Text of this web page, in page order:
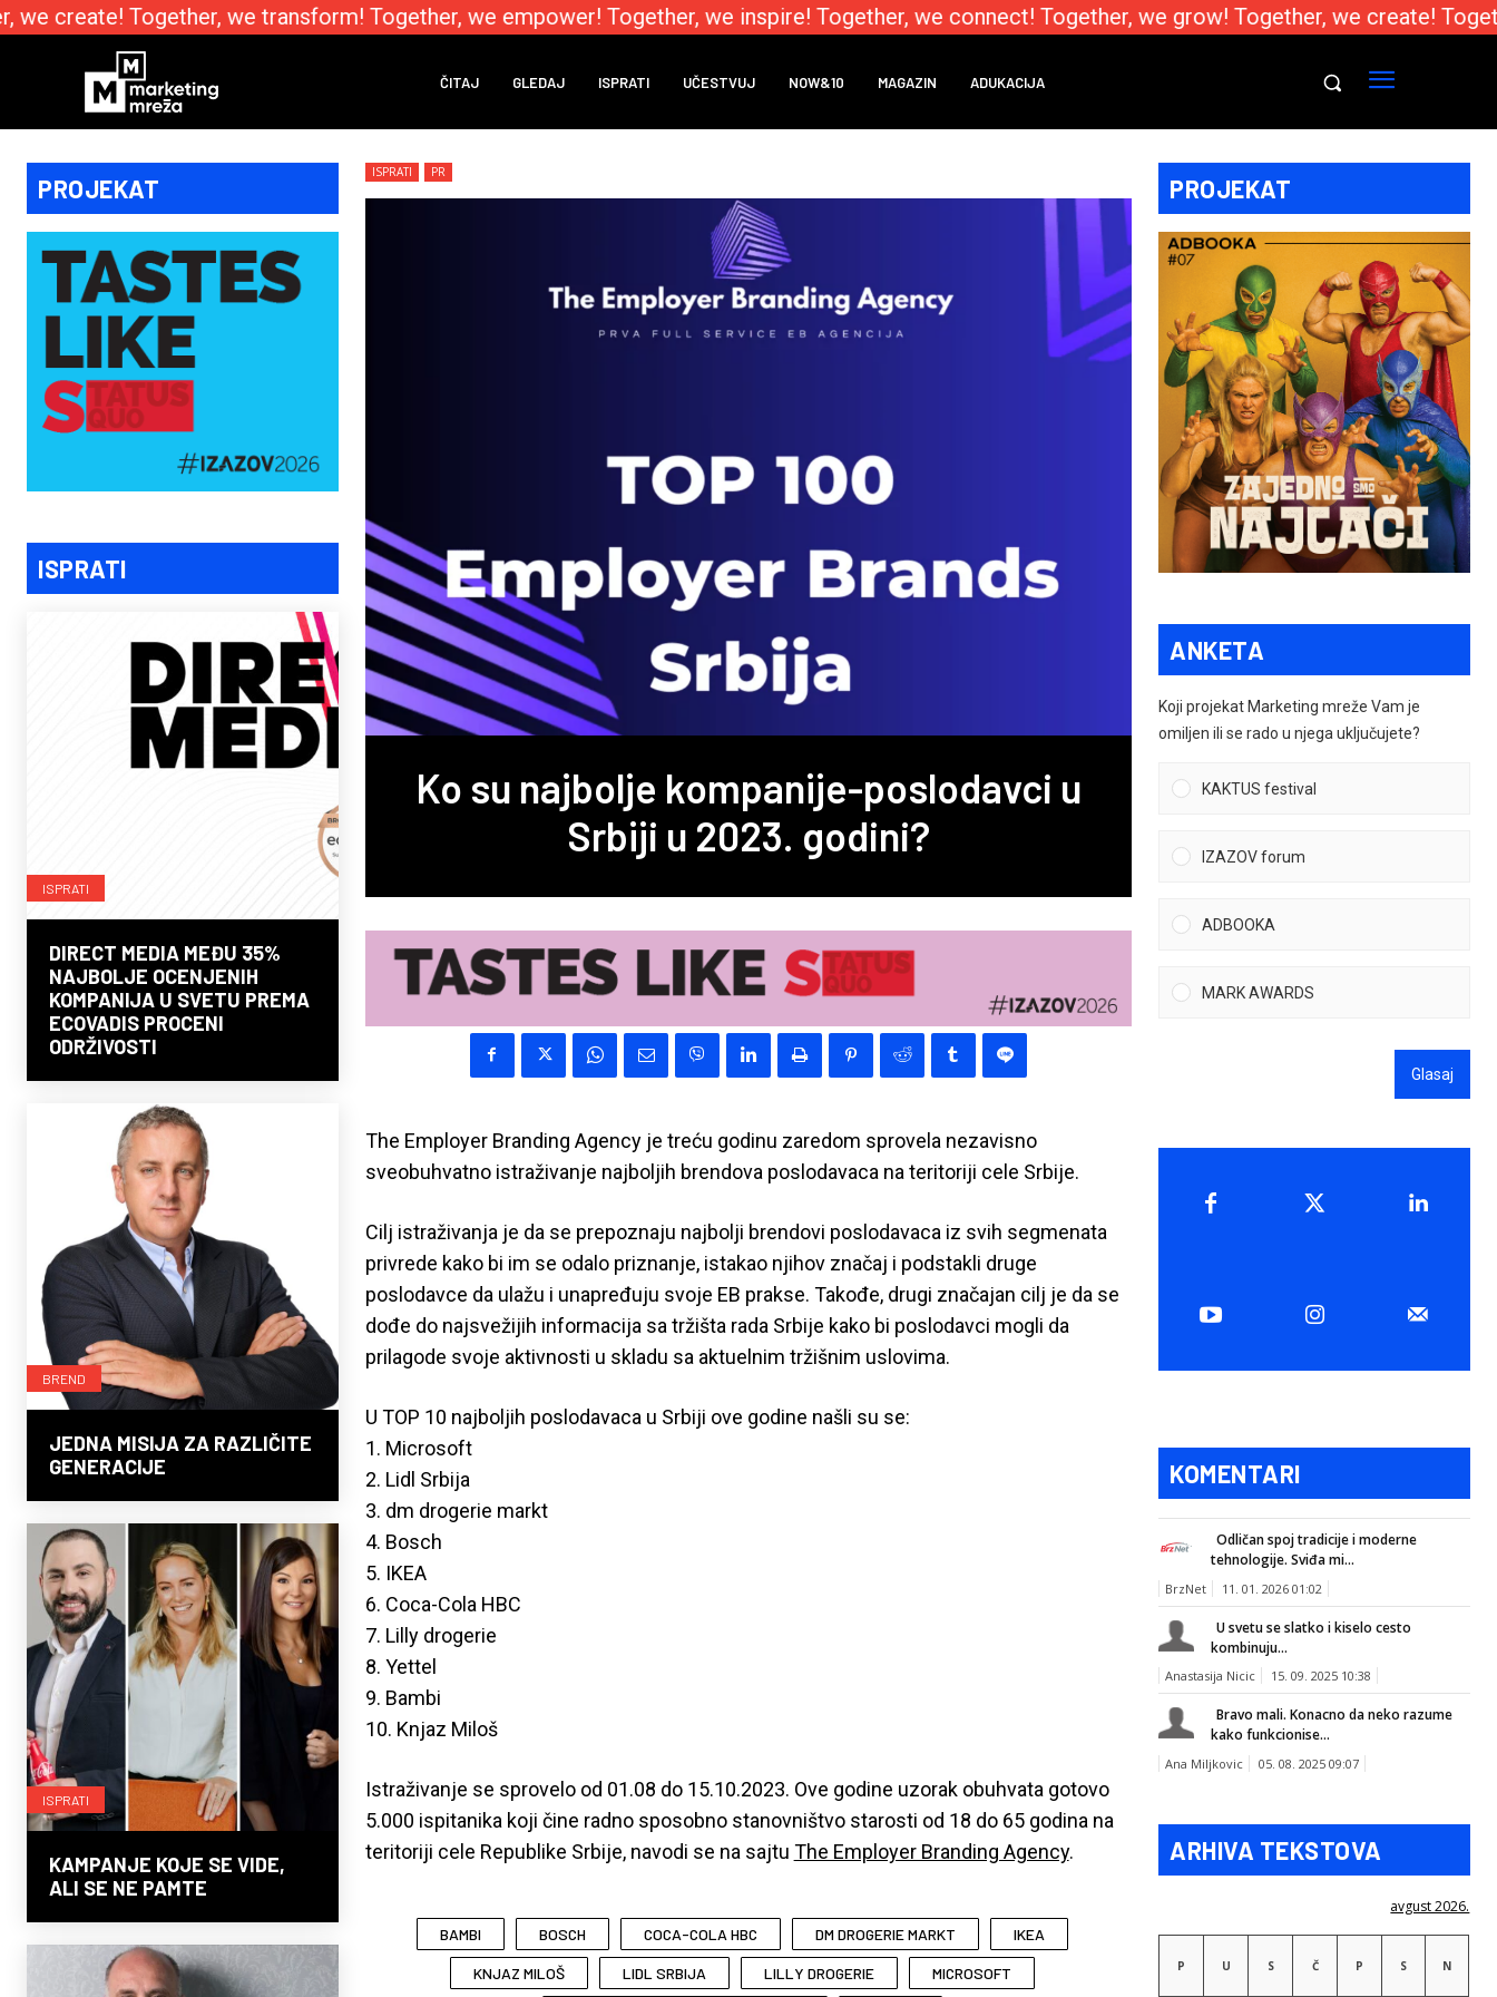
create! Together, we transform! Together, we empower! Together, we inspire! Together, we connect! Together, we grow! Together, we create!
ČITAJ GLEDAJ ISPRATI UČESTVUJ NOW&10 MAGAZIN ADUKACIJA
PROJEKAT
ISPRATI
ISPRATI
DIRECT MEDIA MEĐU 35%
NAJBOLJE OCENJENIH
KOMPANIJA U SVETU PREMA
ECOVADIS PROCENI
ODRŽIVOSTI
BREND
JEDNA MISIJA ZA RAZLIČITE
GENERACIJE
ISPRATI
KAMPANJE KOJE SE VIDE,
ALI SE NE PAMTE
ISPRATI PR
Ko su najbolje kompanije-poslodavci u
Srbiji u 2023. godini?
The Employer Branding Agency je treću godinu zaredom sprovela nezavisno
sveobuhvatno istraživanje najboljih brendova poslodavaca na teritoriji cele Srbije.
Cilj istraživanja je da se prepoznaju najbolji brendovi poslodavaca iz svih segmenata
privrede kako bi im se odalo priznanje, istakao njihov značaj i podstakli druge
poslodavce da ulažu i unapređuju svoje EB prakse. Takođe, drugi značajan cilj je da se
dođe do najsvežijih informacija sa tržišta rada Srbije kako bi poslodavci mogli da
prilagode svoje aktivnosti u skladu sa aktuelnim tržišnim uslovima.
U TOP 10 najboljih poslodavaca u Srbiji ove godine našli su se:
1. Microsoft
2. Lidl Srbija
3. dm drogerie markt
4. Bosch
5. IKEA
6. Coca-Cola HBC
7. Lilly drogerie
8. Yettel
9. Bambi
10. Knjaz Miloš
Istraživanje se sprovelo od 01.08 do 15.10.2023. Ove godine uzorak obuhvata gotovo
5.000 ispitanika koji čine radno sposobno stanovništvo starosti od 18 do 65 godina na
teritoriji cele Republike Srbije, navodi se na sajtu The Employer Branding Agency.
BAMBI BOSCH COCA-COLA HBC DM DROGERIE MARKT IKEA
KNJAZ MILOŠ LIDL SRBIJA LILLY DROGERIE MICROSOFT
PROJEKAT
ANKETA
Koji projekat Marketing mreže Vam je
omiljen ili se rado u njega uključujete?
KAKTUS festival
IZAZOV forum
ADBOOKA
MARK AWARDS
Glasaj
KOMENTARI
Odličan spoj tradicije i moderne
tehnologije. Sviđa mi...
BrzNet 11. 01. 2026 01:02
U svetu se slatko i kiselo cesto
kombinuju...
Anastasija Nicic 15. 09. 2025 10:38
Bravo mali. Konacno da neko razume
kako funkcionise...
Ana Miljkovic 05. 08. 2025 09:07
ARHIVA TEKSTOVA
avgust 2026.
P U S Č P S N